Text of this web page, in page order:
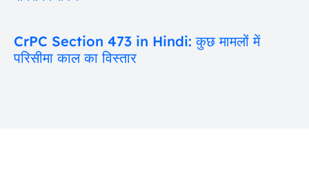
CrPC Section 473 in Hindi: कुछ मामलों में
परिसीमा काल का विस्तार